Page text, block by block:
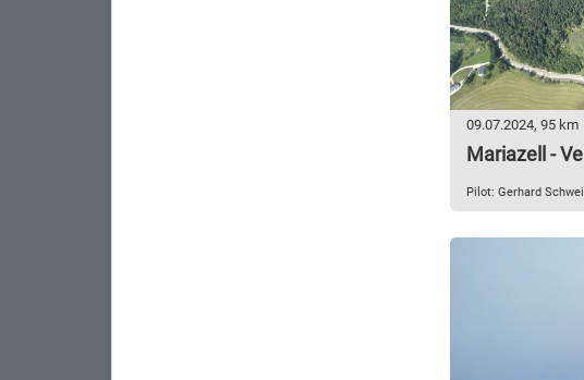
09.07.2024, 95 km
Mariazell -
Pilot: Gerhard